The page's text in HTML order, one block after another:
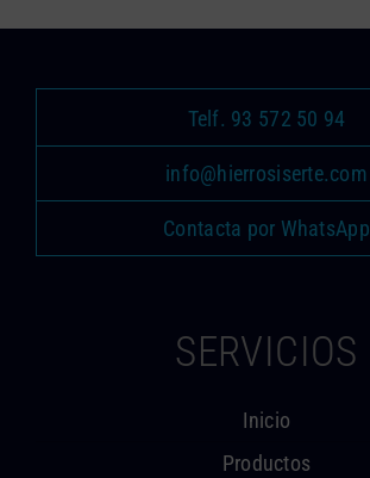
Telf. 93 572 50 94
info@hierrosiserte.com
Contacta por WhatsApp
SERVICIOS
Inicio
Productos